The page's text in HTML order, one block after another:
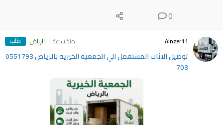
0
Alnzer11 منذ ساعة الرياض طلب
توصيل الاثات المستعمل الي الجمعيه الخيريه بالرياض 0551793
703